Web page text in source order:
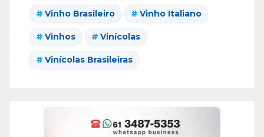
Vinho Brasileiro Vinho Italiano
Vinhos Vinícolas
Vinícolas Brasileiras